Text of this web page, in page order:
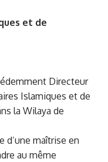
et de
Directeur
Islamiques et de
la Wilaya de
d’une maîtrise en
au même